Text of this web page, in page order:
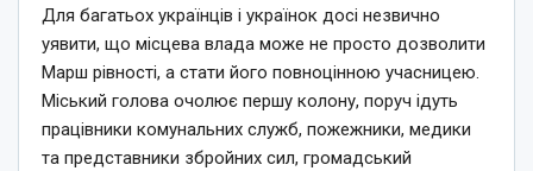
Для багатьох українців і українок досі незвично
уявити, що місцева влада може не просто дозволити
Марш рівності, а стати його повноцінною учасницею.
Міський голова очолює першу колону, поруч ідуть
працівники комунальних служб, пожежники, медики
та представники збройних сил, громадський